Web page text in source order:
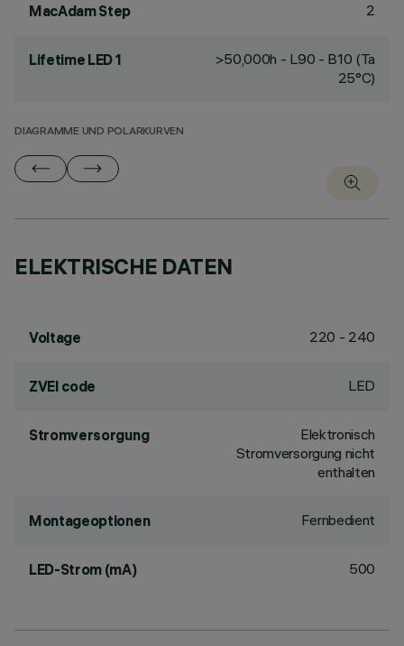
MacAdam Step 2
Lifetime LED 1
>50,000h - L90 - B10 (Ta
25°C)
DIAGRAMME UND POLARKURVEN
ELEKTRISCHE DATEN
Voltage 220 - 240
ZVEI code LED
Stromversorgung
Elektronisch
Stromversorgung nicht
enthalten
Montageoptionen Fernbedient
LED-Strom (mA) 500